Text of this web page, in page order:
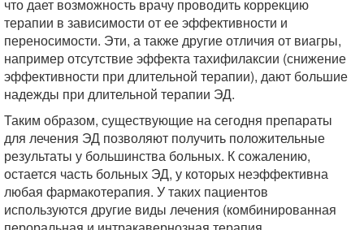
что дает возможность врачу проводить коррекцию
терапии в зависимости от ее эффективности и
переносимости. Эти, а также другие отличия от виагры,
например отсутствие эффекта тахифилаксии (снижение
эффективности при длительной терапии), дают большие
надежды при длительной терапии ЭД.
Таким образом, существующие на сегодня препараты
для лечения ЭД позволяют получить положительные
результаты у большинства больных. К сожалению,
остается часть больных ЭД, у которых неэффективна
любая фармакотерапия. У таких пациентов
используются другие виды лечения (комбинированная